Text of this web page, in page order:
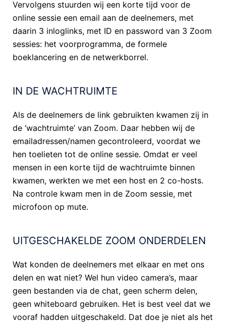
Vervolgens stuurden wij een korte tijd voor de
online sessie een email aan de deelnemers, met
daarin 3 inloglinks, met ID en password van 3 Zoom
sessies: het voorprogramma, de formele
boeklancering en de netwerkborrel.
IN DE WACHTRUIMTE
Als de deelnemers de link gebruikten kwamen zij in
de ‘wachtruimte’ van Zoom. Daar hebben wij de
emailadressen/namen gecontroleerd, voordat we
hen toelieten tot de online sessie. Omdat er veel
mensen in een korte tijd de wachtruimte binnen
kwamen, werkten we met een host en 2 co-hosts.
Na controle kwam men in de Zoom sessie, met
microfoon op mute.
UITGESCHAKELDE ZOOM ONDERDELEN
Wat konden de deelnemers met elkaar en met ons
delen en wat niet? Wel hun video camera’s, maar
geen bestanden via de chat, geen scherm delen,
geen whiteboard gebruiken. Het is best veel dat we
vooraf hadden uitgeschakeld. Dat doe je niet als het